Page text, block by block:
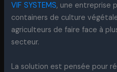
VIF SYSTEMS, une entreprise
containers de culture
agriculteurs de faire face à
secteur.
La solution est pensée pour